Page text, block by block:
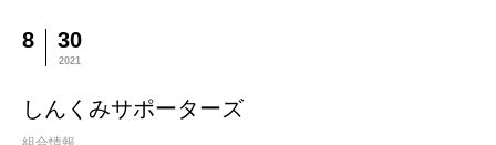
8 30
2021
しんくみサポーターズ